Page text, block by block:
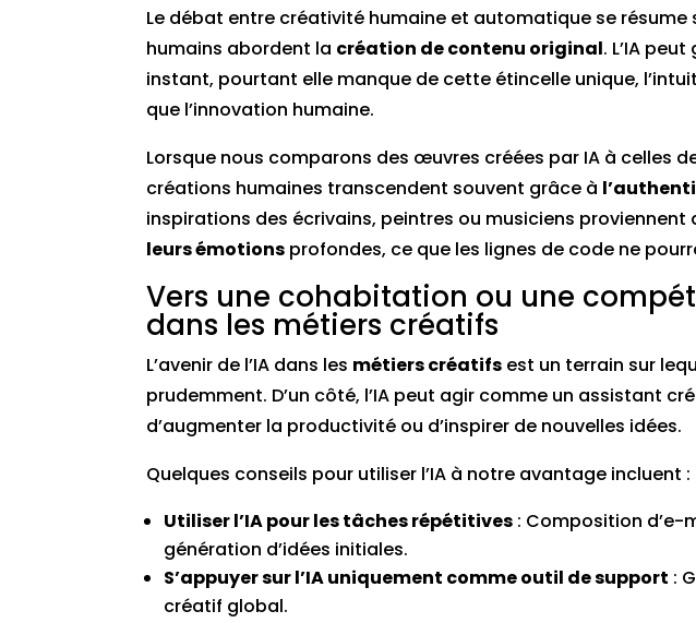
Le débat entre créativité humaine et automatique se résume
humains abordent la création de contenu original. L’IA
instant, pourtant elle manque de cette étincelle unique,
que l’innovation humaine.
Lorsque nous comparons des œuvres créées par IA à celles
créations humaines transcendent souvent grâce à
inspirations des écrivains, peintres ou musiciens proviennent
leurs émotions profondes, ce que les lignes de code ne
Vers une cohabitation ou une
dans les métiers créatifs
L’avenir de l’IA dans les métiers créatifs est un terrain sur
prudemment. D’un côté, l’IA peut agir comme un assistant
d’augmenter la productivité ou d’inspirer de nouvelles idées.
Quelques conseils pour utiliser l’IA à notre avantage incluent :
Utiliser l’IA pour les tâches répétitives : Composition d’e-
génération d’idées initiales.
S’appuyer sur l’IA uniquement comme outil de support :
créatif global.